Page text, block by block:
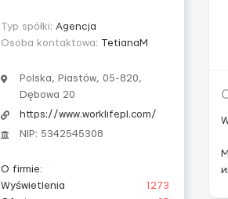
Typ spółki: Agencja
Osoba kontaktowa: TetianaM
Polska, Piastów, 05-820,
Dębowa 20
https://www.worklifepl.com/
NIP: 5342545308
O firmie:
Wyświetlenia
1273